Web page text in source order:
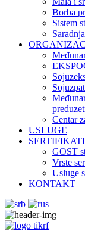
Borba
Sistem
Centar
USLUGE
SERTIFIKATI
GOST
Vrste
Usluge
KONTAKT